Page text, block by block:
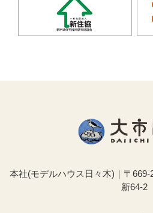
本社(モデルハウス日々木)｜〒
新64-2